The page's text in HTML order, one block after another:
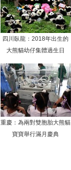
四川臥龍：2018年出生的
大熊貓幼仔集體過生日
重慶：為兩對雙胞胎大熊貓
寶寶舉行滿月慶典